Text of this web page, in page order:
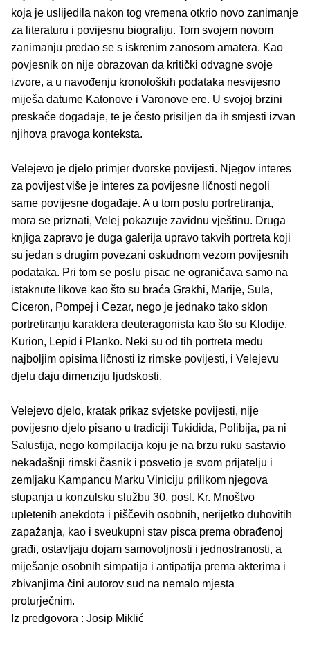
koja je uslijedila nakon tog vremena otkrio novo zanimanje
za literaturu i povijesnu biografiju. Tom svojem novom
zanimanju predao se s iskrenim zanosom amatera. Kao
povjesnik on nije obrazovan da kritički odvagne svoje
izvore, a u navođenju kronoloških podataka nesvijesno
miješa datume Katonove i Varonove ere. U svojoj brzini
preskače događaje, te je često prisiljen da ih smjesti izvan
njihova pravoga konteksta.
Velejevo je djelo primjer dvorske povijesti. Njegov interes
za povijest više je interes za povijesne ličnosti negoli
same povijesne događaje. A u tom poslu portretiranja,
mora se priznati, Velej pokazuje zavidnu vještinu. Druga
knjiga zapravo je duga galerija upravo takvih portreta koji
su jedan s drugim povezani oskudnom vezom povijesnih
podataka. Pri tom se poslu pisac ne ograničava samo na
istaknute likove kao što su braća Grakhi, Marije, Sula,
Ciceron, Pompej i Cezar, nego je jednako tako sklon
portretiranju karaktera deuteragonista kao što su Klodije,
Kurion, Lepid i Planko. Neki su od tih portreta među
najboljim opisima ličnosti iz rimske povijesti, i Velejevu
djelu daju dimenziju ljudskosti.
Velejevo djelo, kratak prikaz svjetske povijesti, nije
povijesno djelo pisano u tradiciji Tukidida, Polibija, pa ni
Salustija, nego kompilacija koju je na brzu ruku sastavio
nekadašnji rimski časnik i posvetio je svom prijatelju i
zemljaku Kampancu Marku Viniciju prilikom njegova
stupanja u konzulsku službu 30. posl. Kr. Mnoštvo
upletenih anekdota i piščevih osobnih, nerijetko duhovitih
zapažanja, kao i sveukupni stav pisca prema obrađenoj
građi, ostavljaju dojam samovoljnosti i jednostranosti, a
miješanje osobnih simpatija i antipatija prema akterima i
zbivanjima čini autorov sud na nemalo mjesta
proturječnim.
Iz predgovora : Josip Miklić